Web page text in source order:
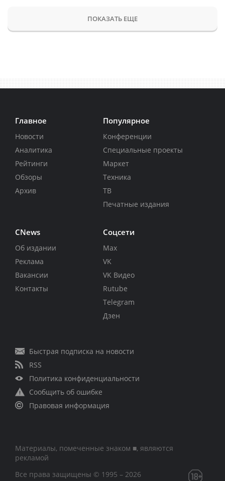
ПОКАЗАТЬ ЕЩЕ
Главное
Новости
Аналитика
Рейтинги
Обзоры
Архив
Популярное
Конференции
Специальные проекты
Маркет
Техника
ТВ
Печатные издания
CNews
Об издании
Реклама
Вакансии
Контакты
Соцсети
Max
VK
VK Видео
Rutube
Telegram
Дзен
Быстрая подписка на новости
RSS
Политика конфиденциальности
Сообщить об ошибке
Правовая информация
Материалы, помеченные знаком ■, являются
рекламой
Все права защищены © 1995 – 2026